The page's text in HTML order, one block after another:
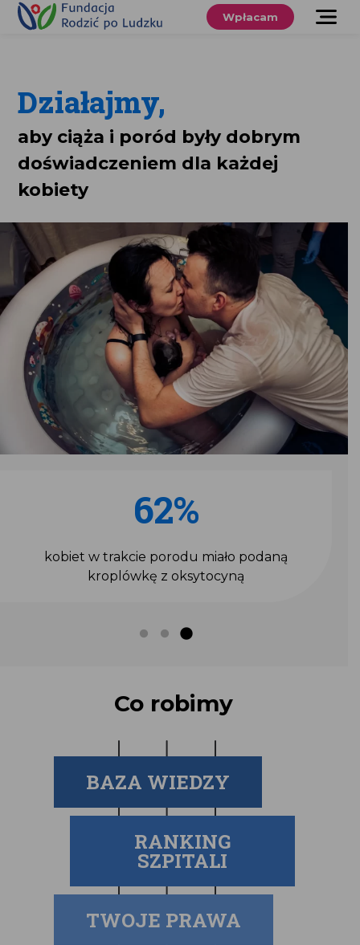
Przewiń
treści
nas
Sklep
Niezbędnik
Search
for:
Search Button
Wpłacam
Działajmy,
aby ciąża i poród były dobrym
doświadczeniem dla każdej
kobiety
62%
kobiet w trakcie porodu miało podaną
kroplówkę z oksytocyną
Co robimy
BAZA WIEDZY
RANKING
SZPITALI
TWOJE PRAWA